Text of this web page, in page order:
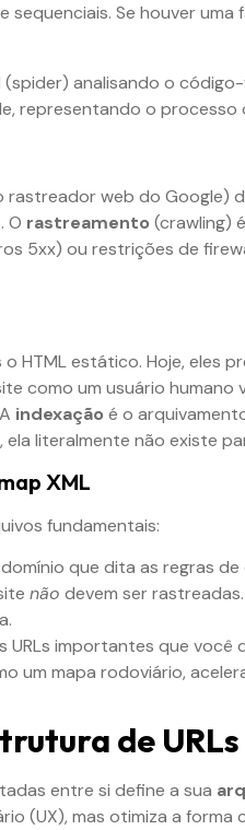
Se houver uma
rastreador web do Google)
O rastreamento (crawling)
5xx) ou restrições de
HTML estático. Hoje, eles
como um usuário humano
indexação é o
literalmente não existe
XML
fundamentais:
que dita as regras
não devem ser
URLs importantes que você
um mapa rodoviário,
de URLs
entre si define a sua
(UX), mas otimiza a forma